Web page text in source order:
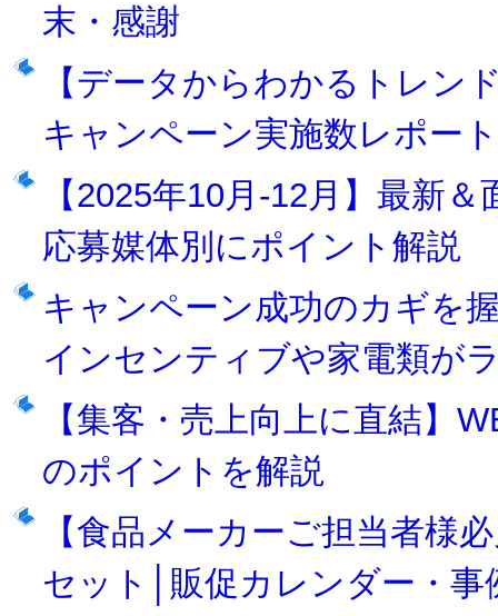
末・感謝
【データからわかるトレン
キャンペーン実施数レポート
【2025年10月-12月】最新
応募媒体別にポイント解説
キャンペーン成功のカギを
インセンティブや家電類が
【集客・売上向上に直結】
のポイントを解説
【食品メーカーご担当者様
セット│販促カレンダー・